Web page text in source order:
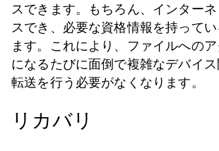
スできます。もちろん、インター
スでき、必要な資格情報を持って
ます。これにより、ファイルへの
になるたびに面倒で複雑なデバイ
転送を行う必要がなくなります。
リカバリ